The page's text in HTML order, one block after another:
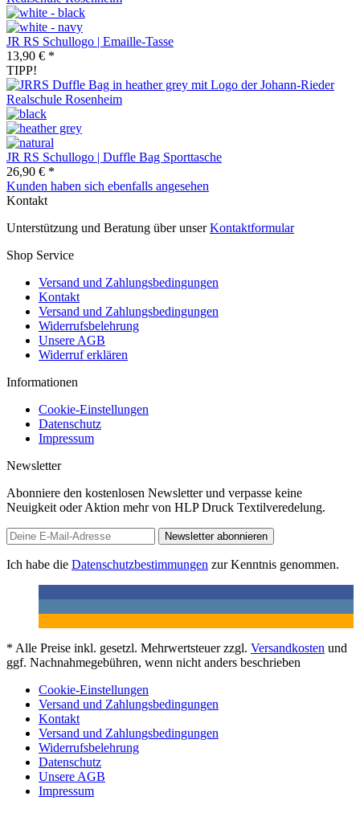
JR RS Schullogo | Emaille-Tasse
13,90 € *
TIPP!
JR RS Schullogo | Duffle Bag Sporttasche
26,90 € *
Kunden haben sich ebenfalls angesehen
Kontakt
Unterstützung und Beratung über unserKontaktformular
Shop Service
Versand und Zahlungsbedingungen
Kontakt
Versand und Zahlungsbedingungen
Widerrufsbelehrung
Unsere AGB
Widerruf erklären
Informationen
Cookie-Einstellungen
Datenschutz
Impressum
Newsletter
Abonniere den kostenlosen Newsletter und verpasse keine
Neuigkeit oder Aktion mehr von HLP Druck Textilveredelung.
Newsletter abonnieren
Ich habe die Datenschutzbestimmungen zur Kenntnis genommen.
* Alle Preise inkl. gesetzl. Mehrwertsteuer zzgl. Versandkosten und
ggf. Nachnahmegebühren, wenn nicht anders beschrieben
Cookie-Einstellungen
Versand und Zahlungsbedingungen
Kontakt
Versand und Zahlungsbedingungen
Widerrufsbelehrung
Datenschutz
Unsere AGB
Impressum